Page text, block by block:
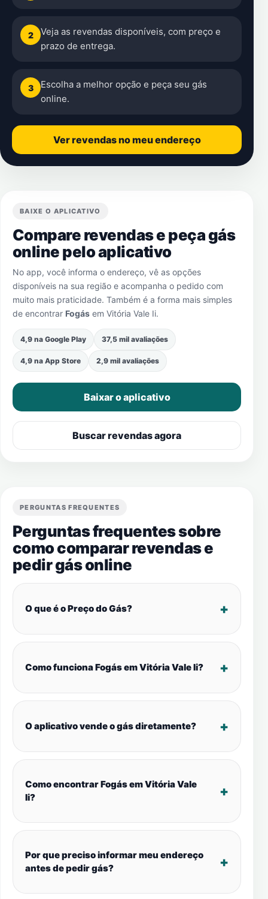
2
Veja as revendas disponíveis, com preço e
prazo de entrega.
3
Escolha a melhor opção e peça seu gás
online.
Ver revendas no meu endereço
BAIXE O APLICATIVO
Compare revendas e peça gás
online pelo aplicativo
No app, você informa o endereço, vê as opções
disponíveis na sua região e acompanha o pedido com
muito mais praticidade. Também é a forma mais simples
de encontrar Fogás em Vitória Vale Ii.
4,9 na Google Play 37,5 mil avaliações
4,9 na App Store 2,9 mil avaliações
Baixar o aplicativo
Buscar revendas agora
PERGUNTAS FREQUENTES
Perguntas frequentes sobre
como comparar revendas e
pedir gás online
O que é o Preço do Gás?
Como funciona Fogás em Vitória Vale Ii?
O aplicativo vende o gás diretamente?
Como encontrar Fogás em Vitória Vale
Ii?
Por que preciso informar meu endereço
antes de pedir gás?